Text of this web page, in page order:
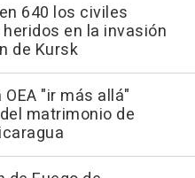
640 los civiles
en la invasión
de Kursk
OEA "ir más allá"
matrimonio de